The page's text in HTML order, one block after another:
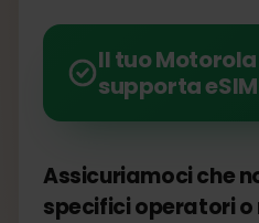
Il tuo Motorola
supporta eSIM
Assicuriamoci che
specifici operatori o